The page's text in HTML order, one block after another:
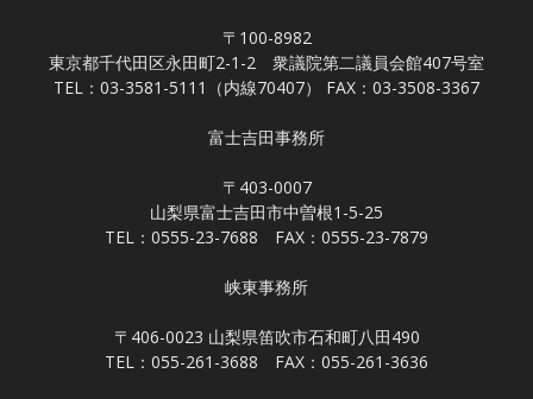
〒100-8982
東京都千代田区永田町2-1-2 衆議院第二議員会館407号室
TEL：03-3581-5111（内線70407） FAX：03-3508-3367
富士吉田事務所
〒403-0007
山梨県富士吉田市中曽根1-5-25
TEL：0555-23-7688 FAX：0555-23-7879
峡東事務所
〒406-0023 山梨県笛吹市石和町八田490
TEL：055-261-3688 FAX：055-261-3636